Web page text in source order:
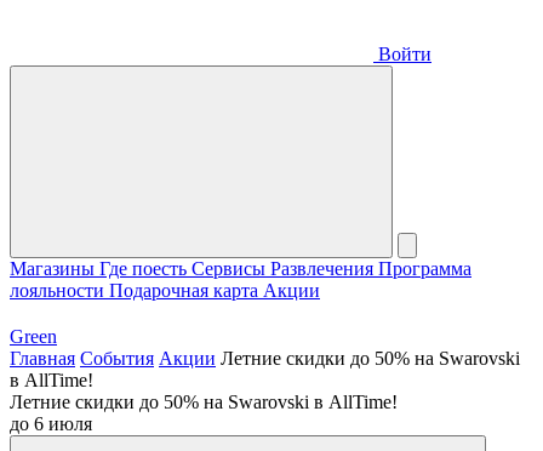
Войти
Магазины Где поесть Сервисы Развлечения Программа
лояльности Подарочная карта Акции
Green
Главная События Акции Летние скидки до 50% на Swarovski
в AllTime!
Летние скидки до 50% на Swarovski в AllTime!
до 6 июля